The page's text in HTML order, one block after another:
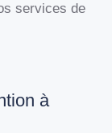
services de
à